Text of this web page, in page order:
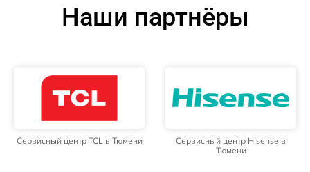
Наши партнёры
Сервисный центр TCL в Тюмени
Сервисный центр Hisense в
Тюмени